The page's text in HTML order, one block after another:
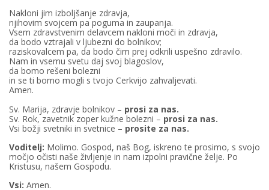
Nakloni jim izboljšanje zdravja,
njihovim svojcem pa poguma in zaupanja.
Vsem zdravstvenim delavcem nakloni moči in zdravja,
da bodo vztrajali v ljubezni do bolnikov;
raziskovalcem pa, da bodo čim prej odkrili uspešno zdravilo.
Nam in vsemu svetu daj svoj blagoslov,
da bomo rešeni bolezni
in se ti bomo mogli s tvojo Cerkvijo zahvaljevati.
Amen.
Sv. Marija, zdravje bolnikov – prosi za nas.
Sv. Rok, zavetnik zoper kužne bolezni – prosi za nas.
Vsi božji svetniki in svetnice – prosite za nas.
Voditelj: Molimo. Gospod, naš Bog, iskreno te prosimo, s svojo
močjo očisti naše življenje in nam izpolni pravične želje. Po
Kristusu, našem Gospodu.
Vsi: Amen.